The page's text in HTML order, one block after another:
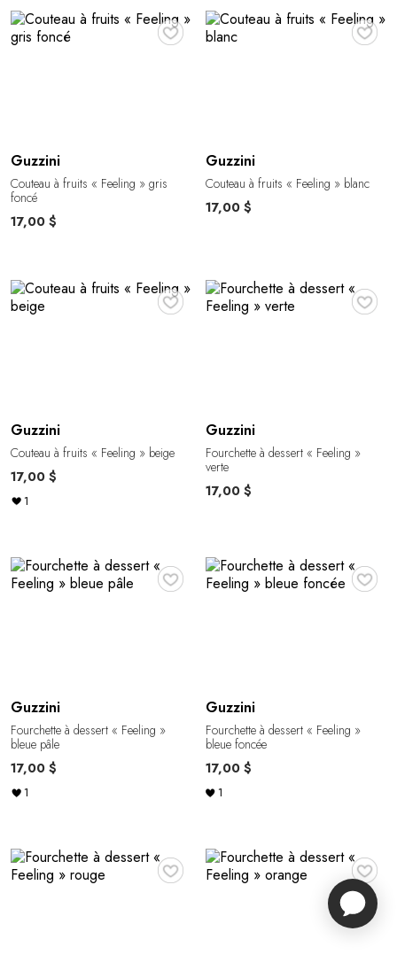
♥
Guzzini
Couteau à fruits « Feeling » gris
foncé
17,00 $
♥
Guzzini
Couteau à fruits « Feeling » blanc
17,00 $
♥
Guzzini
Couteau à fruits « Feeling » beige
17,00 $
1
♥
Guzzini
Fourchette à dessert « Feeling »
verte
17,00 $
♥
Guzzini
Fourchette à dessert « Feeling »
bleue pâle
17,00 $
1
♥
Guzzini
Fourchette à dessert « Feeling »
bleue foncée
17,00 $
1
♥ ♥